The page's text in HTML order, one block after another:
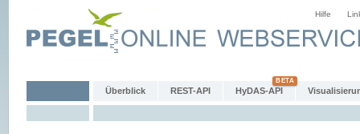
Hilfe
Überblick REST-API HyDAS-API